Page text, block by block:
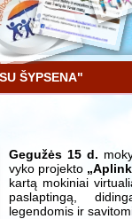
ŠYPSENA"
Gegužės 15 d.
vyko projekto
kartą mokiniai
paslaptingą,
legendomis ir